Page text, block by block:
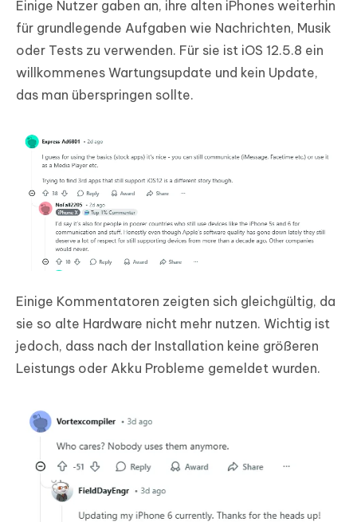
Einige Nutzer gaben an, ihre alten iPhones weiterhin
für grundlegende Aufgaben wie Nachrichten, Musik
oder Tests zu verwenden. Für sie ist iOS 12.5.8 ein
willkommenes Wartungsupdate und kein Update,
das man überspringen sollte.
Einige Kommentatoren zeigten sich gleichgültig, da
sie so alte Hardware nicht mehr nutzen. Wichtig ist
jedoch, dass nach der Installation keine größeren
Leistungs oder Akku Probleme gemeldet wurden.